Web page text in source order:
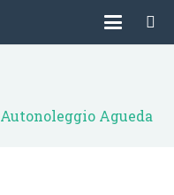
Autonoleggio Agueda